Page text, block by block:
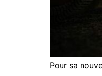
Pour sa